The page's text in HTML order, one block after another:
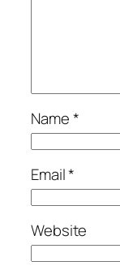
Name*
Email*
Website